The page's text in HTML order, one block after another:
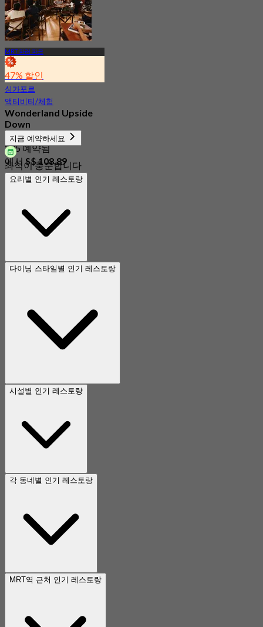
MRT 파러 파크
47% 할인
싱가포르
액티비티/체험
Wonderland Upside
Down
4.6
235 예약됨
에서S$ 108.89
지금 예약하세요
좌석이 충분합니다
요리별 인기 레스토랑
다이닝 스타일별 인기 레스토랑
시설별 인기 레스토랑
각 동네별 인기 레스토랑
MRT역 근처 인기 레스토랑